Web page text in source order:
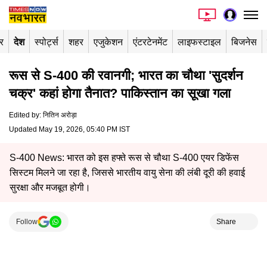
देश स्पोर्ट्स शहर एजुकेशन एंटरटेनमेंट लाइफस्टाइल बिजनेस
रूस से S-400 की रवानगी; भारत का चौथा 'सुदर्शन
चक्र' कहां होगा तैनात? पाकिस्तान का सूखा गला
Edited by: नितिन अरोड़ा
Updated May 19, 2026, 05:40 PM IST
S-400 News: भारत को इस हफ्ते रूस से चौथा S-400 एयर डिफेंस
सिस्टम मिलने जा रहा है, जिससे भारतीय वायु सेना की लंबी दूरी की हवाई
सुरक्षा और मजबूत होगी।
Follow Share